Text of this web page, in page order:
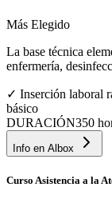
Más Elegido
La base técnica
enfermería,
✓ Inserción laboral
básico
DURACIÓN350
Info en Albox
Curso Asistencia a la